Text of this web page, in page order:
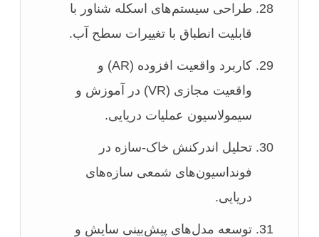
طراحی سیستم‌های اسکله شناور با
قابلیت انطباق با تغییرات سطح آب.
کاربرد واقعیت افزوده (AR) و
واقعیت مجازی (VR) در آموزش و
سیمولاسیون عملیات دریایی.
تحلیل اندرکنش خاک-سازه در
فونداسیون‌های شمعی سازه‌های
دریایی.
توسعه مدل‌های پیش‌بینی سایش و